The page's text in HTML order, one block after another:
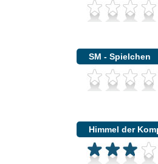
SM - Spielchen
Himmel der